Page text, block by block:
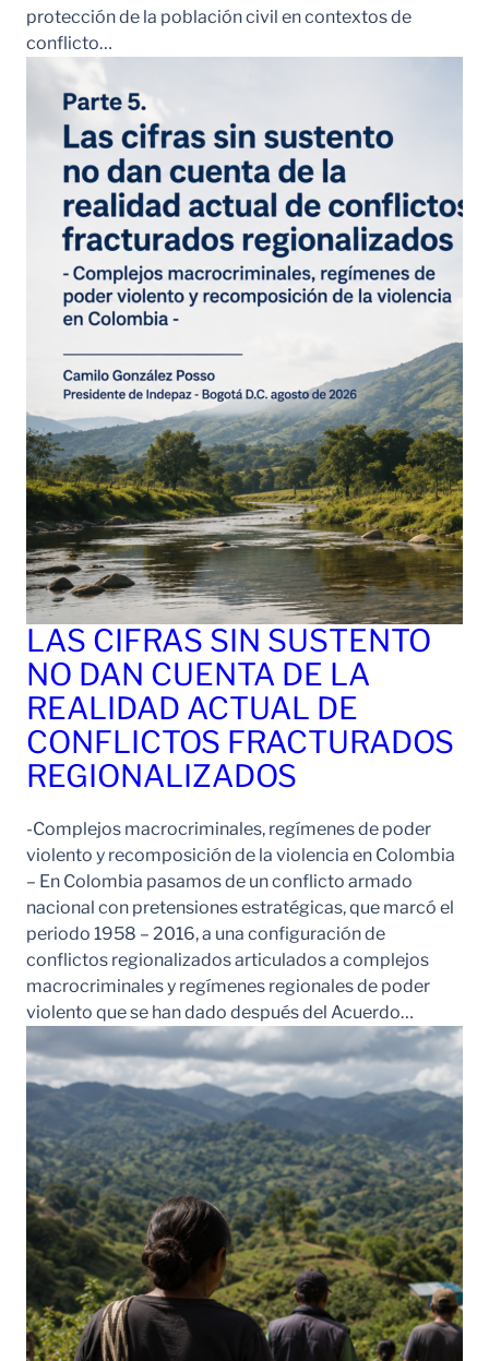
protección de la población civil en contextos de
conflicto…
LAS CIFRAS SIN SUSTENTO
NO DAN CUENTA DE LA
REALIDAD ACTUAL DE
CONFLICTOS FRACTURADOS
REGIONALIZADOS
-Complejos macrocriminales, regímenes de poder
violento y recomposición de la violencia en Colombia
– En Colombia pasamos de un conflicto armado
nacional con pretensiones estratégicas, que marcó el
periodo 1958 – 2016, a una configuración de
conflictos regionalizados articulados a complejos
macrocriminales y regímenes regionales de poder
violento que se han dado después del Acuerdo…